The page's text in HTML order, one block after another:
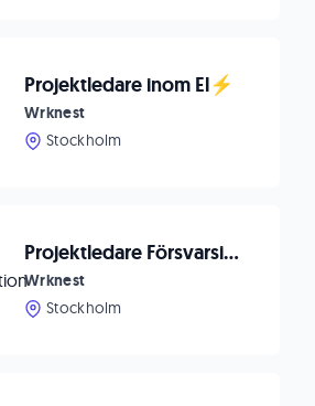
Projektledare inom El⚡
Wrknest
Stockholm
Projektledare Försvarsinnovation till Kista Science City🛡️
Wrknest
Stockholm